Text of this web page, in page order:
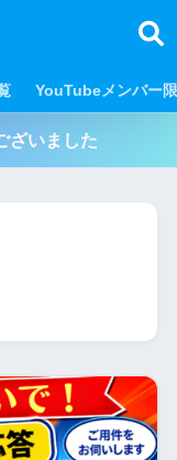
YouTubeメンバー
ざいました